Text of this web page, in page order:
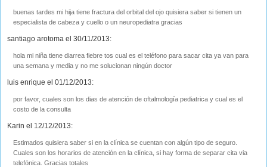
buenas tardes mi hija tiene fractura del orbital del ojo quisiera saber si tienen un
especialista de cabeza y cuello o un neuropediatra gracias
santiago arotoma el 30/11/2013:
hola mi niña tiene diarrea fiebre tos cual es el teléfono para sacar cita ya van para
una semana y media y no me solucionan ningún doctor
luis enrique el 01/12/2013:
por favor, cuales son los dias de atención de oftalmología pediatrica y cual es el
costo de la consulta
Karin el 12/12/2013:
Estimados quisiera saber si en la clínica se cuentan con algún tipo de seguro.
Cuales son los horarios de atención en la clínica, si hay forma de separar cita via
telefónica. Gracias totales